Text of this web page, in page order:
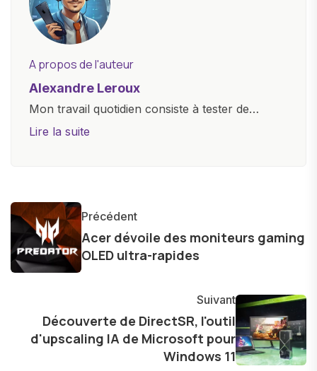
A propos de l'auteur
Alexandre Leroux
Mon travail quotidien consiste à tester de
nouveaux appareils, à rédiger des critiques
informations précises et pertinentes pour aider
les consommateurs à comprendre et à naviguer
dans le paysage technologique en constante
évolution.
Lire la suite
Précédent
Acer dévoile des moniteurs gaming
OLED ultra-rapides
Suivant
Découverte de DirectSR, l'outil
d'upscaling IA de Microsoft pour
Windows 11